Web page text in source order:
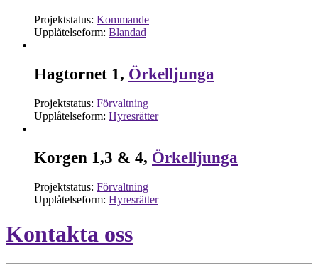
Projektstatus: Kommande
Upplåtelseform: Blandad
Hagtornet 1, Örkelljunga
Projektstatus: Förvaltning
Upplåtelseform: Hyresrätter
Korgen 1,3 & 4, Örkelljunga
Projektstatus: Förvaltning
Upplåtelseform: Hyresrätter
Kontakta oss